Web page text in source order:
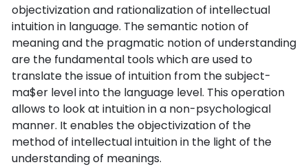
objectivization and rationalization of intellectual
intuition in language. The semantic notion of
meaning and the pragmatic notion of understanding
are the fundamental tools which are used to
translate the issue of intuition from the subject-
ma$er level into the language level. This operation
allows to look at intuition in a non-psychological
manner. It enables the objectivization of the
method of intellectual intuition in the light of the
understanding of meanings.